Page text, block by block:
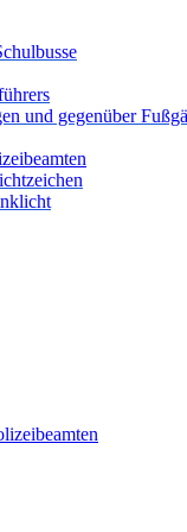
und gegenüber